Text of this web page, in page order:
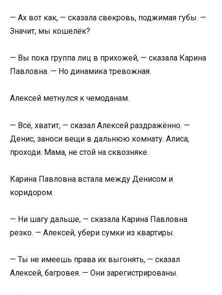
— Ах вот как, — сказала свекровь, поджимая губы. —
Значит, мы кошелёк?
— Вы пока группа лиц в прихожей, — сказала Карина
Павловна. — Но динамика тревожная.
Алексей метнулся к чемоданам.
— Всё, хватит, — сказал Алексей раздражённо. —
Денис, заноси вещи в дальнюю комнату. Алиса,
проходи. Мама, не стой на сквозняке.
Карина Павловна встала между Денисом и
коридором.
— Ни шагу дальше, — сказала Карина Павловна
резко. — Алексей, убери сумки из квартиры.
— Ты не имеешь права их выгонять, — сказал
Алексей, багровея. — Они зарегистрированы.